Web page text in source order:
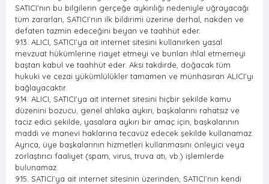
SATICI’nın bu bilgilerin gerçeğe aykırılığı nedeniyle uğrayacağı
tüm zararları, SATICI’nın ilk bildirimi üzerine derhal, nakden ve
defaten tazmin edeceğini beyan ve taahhüt eder.
9.13. ALICI, SATICI’ya ait internet sitesini kullanırken yasal
mevzuat hükümlerine riayet etmeyi ve bunları ihlal etmemeyi
baştan kabul ve taahhüt eder. Aksi takdirde, doğacak tüm
hukuki ve cezai yükümlülükler tamamen ve münhasıran ALICI’yı
bağlayacaktır.
9.14. ALICI, SATICI’ya ait internet sitesini hiçbir şekilde kamu
düzenini bozucu, genel ahlaka aykırı, başkalarını rahatsız ve
taciz edici şekilde, yasalara aykırı bir amaç için, başkalarının
maddi ve manevi haklarına tecavüz edecek şekilde kullanamaz.
Ayrıca, üye başkalarının hizmetleri kullanmasını önleyici veya
zorlaştırıcı faaliyet (spam, virus, truva atı, vb.) işlemlerde
bulunamaz.
9.15. SATICI’ya ait internet sitesinin üzerinden, SATICI’nın kendi